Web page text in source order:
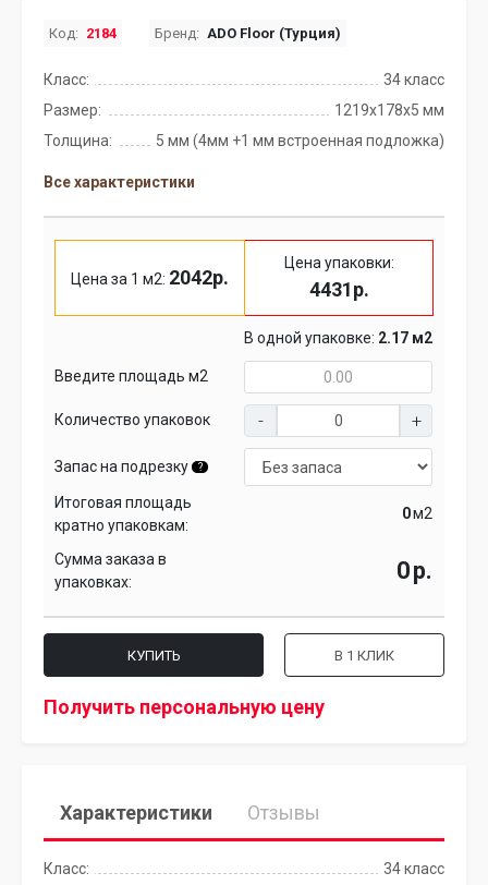
Код: 2184 Бренд: ADO Floor (Турция)
Класс:
34 класс
Размер:
1219x178x5 мм
Толщина:
5 мм (4мм +1 мм встроенная подложка)
Все характеристики
Цена за 1 м2: 2042р.
Цена упаковки:
4431р.
В одной упаковке: 2.17 м2
Введите площадь м2
Количество упаковок
Запас на подрезку ?
Итоговая площадь
кратно упаковкам:
м2
Сумма заказа в
упаковках:
р.
КУПИТЬ В 1 КЛИК
Получить персональную цену
Характеристики Отзывы
Класс:
34 класс